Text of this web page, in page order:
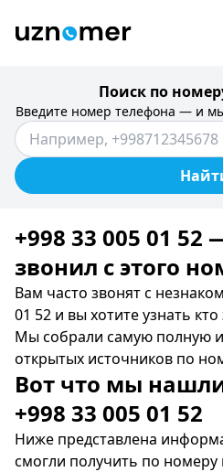
Поиск по
Введите номер телефона — и
+998 33 005 01 52
звонил c этого
Вам часто звонят с
01 52 и вы хотите узнать
Мы собрали самую полную
открытых источников по
Вот что мы
+998 33 005 01 52
Ниже представлена
смогли получить по номеру